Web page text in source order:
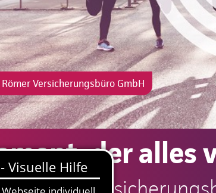
Versicherungsbüro GmbH
der alles